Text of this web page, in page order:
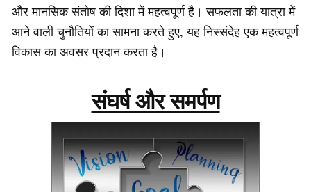
और मानसिक संतोष की दिशा में महत्वपूर्ण है। सफलता की यात्रा में
आने वाली चुनौतियों का सामना करते हुए, यह निस्संदेह एक महत्वपूर्ण
विकास का अवसर प्रदान करता है।
संघर्ष और समर्पण